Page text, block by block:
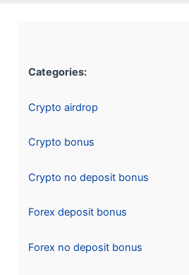
Categories:
Crypto airdrop
Crypto bonus
Crypto no deposit bonus
Forex deposit bonus
Forex no deposit bonus